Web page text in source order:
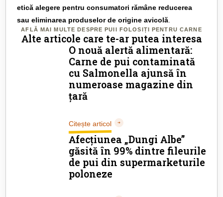
etică alegere pentru consumatori rămâne reducerea
sau eliminarea produselor de origine avicolă.
AFLĂ MAI MULTE DESPRE PUII FOLOSIȚI PENTRU CARNE
Alte articole care te-ar putea interesa
O nouă alertă alimentară:
Carne de pui contaminată
cu Salmonella ajunsă în
numeroase magazine din
țară
Citește articol
Afecțiunea „Dungi Albe”
găsită în 99% dintre fileurile
de pui din supermarketurile
poloneze